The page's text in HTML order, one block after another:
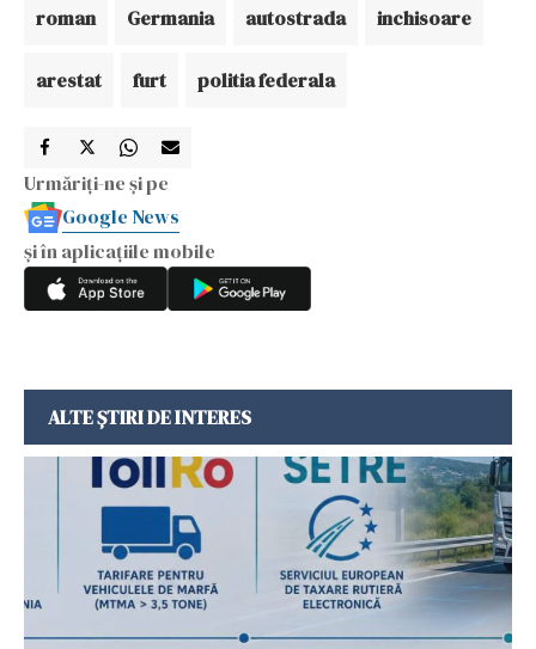
roman Germania autostrada inchisoare
arestat furt politia federala
Urmăriți-ne și pe
Google News
și în aplicațiile mobile
ALTE ȘTIRI DE INTERES